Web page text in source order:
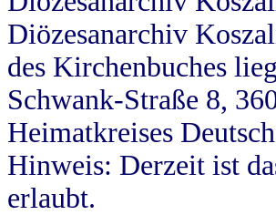
Diözesanarchiv
des Kirchenbuches
Schwank-Straße 8,
Heimatkreises
Hinweis: Derzeit ist
erlaubt.